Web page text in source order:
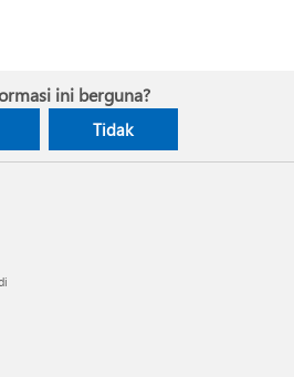
ini berguna?
Tidak